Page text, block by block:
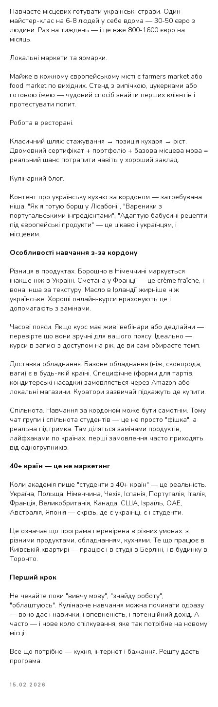
Навчаєте місцевих готувати українські страви. Один
майстер-клас на 6-8 людей у себе вдома — 30-50 євро з
людини. Раз на тиждень — і це вже 800-1600 євро на
місяць.
Локальні маркети та ярмарки.
Майже в кожному європейському місті є farmers market або
food market по вихідних. Стенд з випічкою, цукерками або
готовою їжею — чудовий спосіб знайти перших клієнтів і
протестувати попит.
Робота в ресторані.
Класичний шлях: стажування → позиція кухаря → ріст.
Двомовний сертифікат + портфоліо + базова місцева мова =
реальний шанс потрапити навіть у хороший заклад.
Кулінарний блог.
Контент про українську кухню за кордоном — затребувана
ніша. "Як я готую борщ у Лісабоні", "Вареники з
португальськими інгредієнтами", "Адаптую бабусині рецепти
під європейські продукти" — це цікаво і українцям, і
місцевим.
Особливості навчання з-за кордону
Різниця в продуктах. Борошно в Німеччині маркується
інакше ніж в Україні. Сметана у Франції — це crème fraîche, і
вона інша за текстуру. Масло в Ірландії жирніше ніж
українське. Хороші онлайн-курси враховують це і
допомагають з замінами.
Часові пояси. Якщо курс має живі вебінари або дедлайни —
перевірте що вони зручні для вашого поясу. Ідеально —
курси в записі з доступом на рік, де ви самі обираєте темп.
Доставка обладнання. Базове обладнання (ніж, сковорода,
ваги) є в будь-якій країні. Специфічне (форми для тартів,
кондитерські насадки) замовляється через Amazon або
локальні магазини. Куратори зазвичай підкажуть де купити.
Спільнота. Навчання за кордоном може бути самотнім. Тому
чат групи і спільнота студентів — це не просто "фішка", а
реальна підтримка. Там діляться замінами продуктів,
лайфхаками по країнах, перші замовлення часто приходять
від одногрупників.
40+ країн — це не маркетинг
Коли академія пише "студенти з 40+ країн" — це реальність.
Україна, Польща, Німеччина, Чехія, Іспанія, Португалія, Італія,
Франція, Великобританія, Канада, США, Ізраїль, ОАЕ,
Австралія, Японія — скрізь, де є українці, є і студенти.
Це означає що програма перевірена в різних умовах: з
різними продуктами, обладнанням, кухнями. Те що працює в
Київській квартирі — працює і в студії в Берліні, і в будинку в
Торонто.
Перший крок
Не чекайте поки "вивчу мову", "знайду роботу",
"облаштуюсь". Кулінарне навчання можна починати одразу
— воно дає і навички, і впевненість, і потенційний дохід. А
часто — і нове коло спілкування, яке так потрібне на новому
місці.
Все що потрібно — кухня, інтернет і бажання. Решту дасть
програма.
15.02.2026